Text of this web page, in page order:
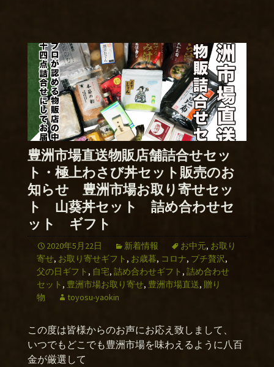
豊洲市場直送物販店舗詰合せセッ
ト・極上わさび丼セット販売のお
知らせ 豊洲市場お取り寄せセッ
ト 山葵丼セット 詰め合わせセ
ット ギフト
2020年5月22日 新着情報 お中元, お取り
寄せ, お取り寄せギフト , お歳暮, コロナ, プチ贅沢,
父の日ギフト , 自宅, 詰め合わせギフト , 詰め合わせ
セット , 豊洲市場お取り寄せ, 豊洲市場直送, 贈り
物
toyosu-yaokin
この度は皆様からのお声にお応え致しまして、
いつでもどこでも豊洲市場を味わえるように八百
金が厳選して